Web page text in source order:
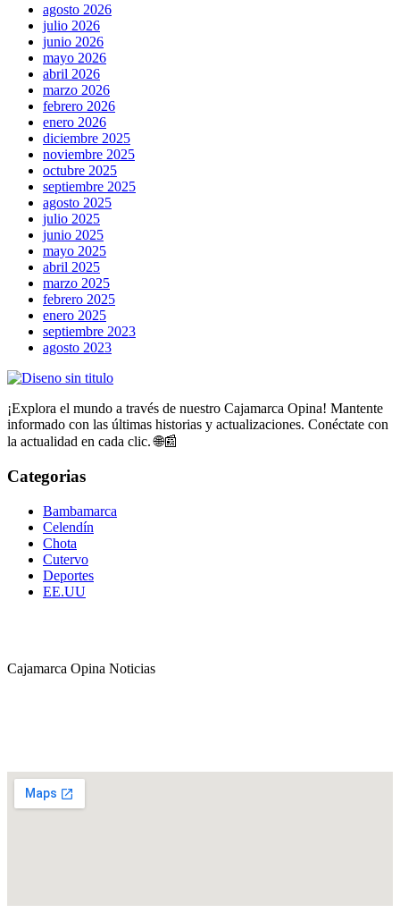
agosto 2026
julio 2026
junio 2026
mayo 2026
abril 2026
marzo 2026
febrero 2026
enero 2026
diciembre 2025
noviembre 2025
octubre 2025
septiembre 2025
agosto 2025
julio 2025
junio 2025
mayo 2025
abril 2025
marzo 2025
febrero 2025
enero 2025
septiembre 2023
agosto 2023
¡Explora el mundo a través de nuestro Cajamarca Opina! Mantente
informado con las últimas historias y actualizaciones. Conéctate con
la actualidad en cada clic. 🌐📰
Categorias
Bambamarca
Celendín
Chota
Cutervo
Deportes
EE.UU
Cajamarca Opina Noticias